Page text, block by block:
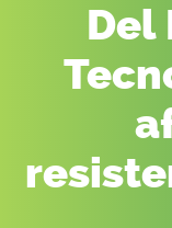
Del